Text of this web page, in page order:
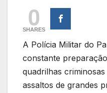
0
SHARES
A Polícia Militar do
constante
quadrilhas
assaltos de grandes